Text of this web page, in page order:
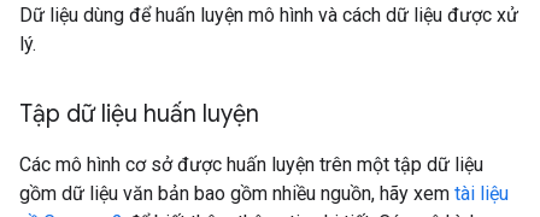
Dữ liệu dùng để huấn luyện mô hình và cách dữ liệu được xử
lý.
Tập dữ liệu huấn luyện
Các mô hình cơ sở được huấn luyện trên một tập dữ liệu
gồm dữ liệu văn bản bao gồm nhiều nguồn, hãy xem tài liệu